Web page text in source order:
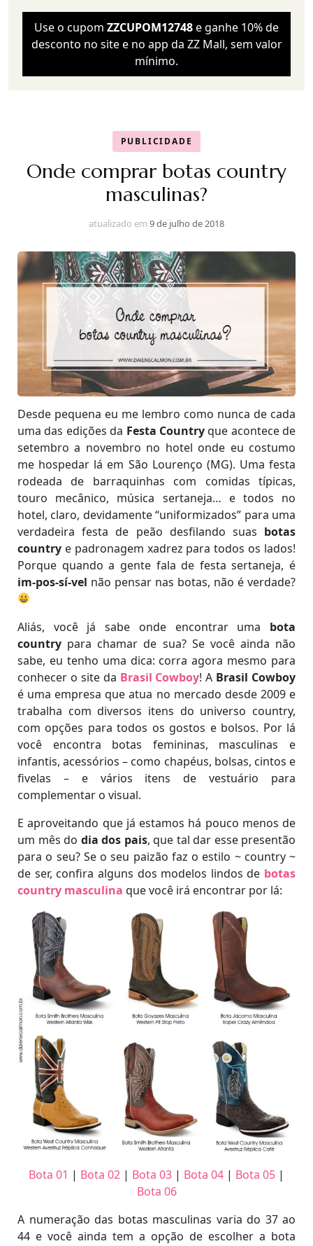
Use o cupom ZZCUPOM12748e ganhe 10% de
desconto no site e no app da ZZ Mall, sem valor
mínimo.
PUBLICIDADE
Onde comprar botas country
masculinas?
atualizado em 9 de julho de 2018
Desde pequena eu me lembro como nunca de cada
uma das edições da Festa Countryque acontece de
setembro a novembro no hotel onde eu costumo
me hospedar lá em São Lourenço (MG). Uma festa
rodeada de barraquinhas com comidas típicas,
touro mecânico, música sertaneja… e todos no
hotel, claro, devidamente “uniformizados” para uma
verdadeira festa de peão desfilando suas botas
country e padronagem xadrez para todos os lados!
Porque quando a gente fala de festa sertaneja, é
im-pos-sí-vel não pensar nas botas, não é verdade?
Aliás, você já sabe onde encontrar uma bota
country para chamar de sua? Se você ainda não
sabe, eu tenho uma dica: corra agora mesmo para
conhecer o site da Brasil Cowboy! A Brasil Cowboy
é uma empresa que atua no mercado desde 2009 e
trabalha com diversos itens do universo country,
com opções para todos os gostos e bolsos. Por lá
você encontra botas femininas, masculinas e
infantis, acessórios – como chapéus, bolsas, cintos e
fivelas – e vários itens de vestuário para
complementar o visual.
E aproveitando que já estamos há pouco menos de
um mês do dia dos pais, que tal dar esse presentão
para o seu? Se o seu paizão faz o estilo ~ country ~
de ser, confira alguns dos modelos lindos de botas
country masculina que você irá encontrar por lá:
Bota 01 | Bota 02 | Bota 03 | Bota 04 | Bota 05 |
Bota 06
A numeração das botas masculinas varia do 37 ao
44 e você ainda tem a opção de escolher a bota